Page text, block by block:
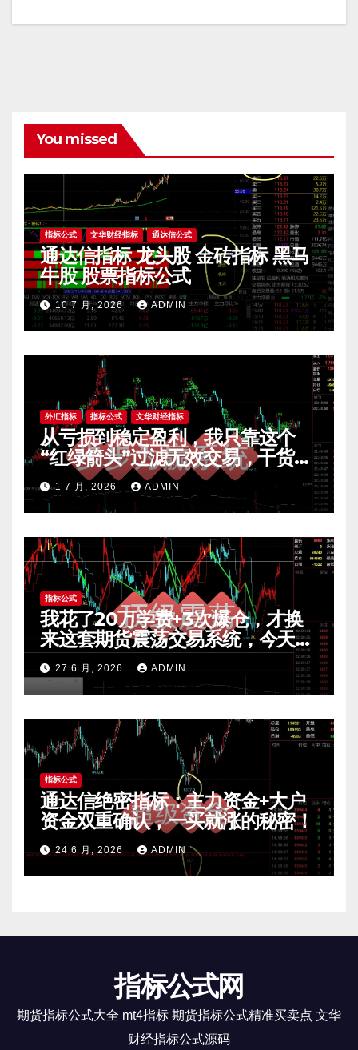
You missed
指标公式 文华财经指标 通达信公式
通达信指标 龙头股 金砖指标 黑马
牛股 股票指标公式
10 7 月, 2026 ADMIN
外汇指标 指标公式 文华财经指标
从亏损到稳定盈利，我只靠这个
“红绿箭头”过滤无效交易，干货全
公开 mt4指标
1 7 月, 2026 ADMIN
指标公式
我花了20万学费+3次爆仓，才换
来这套期货震荡交易系统，今天免
费公开核心逻辑
27 6 月, 2026 ADMIN
指标公式
通达信绝密指标：主力资金+大户
资金双重确认，一买就涨的秘密！
24 6 月, 2026 ADMIN
指标公式网
期货指标公式大全 mt4指标 期货指标公式精准买卖点 文华
财经指标公式源码